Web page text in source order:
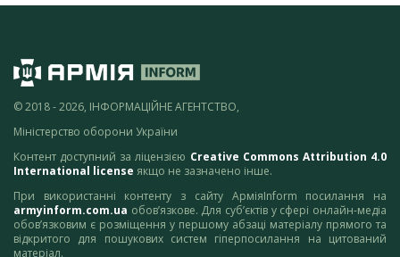
© 2018 - 2026, ІНФОРМАЦІЙНЕ АГЕНТСТВО,
Міністерство оборони України
Контент доступний за ліцензією Creative Commons Attribution 4.0
International license якщо не зазначено інше.
При використанні контенту з сайту АрміяInform посилання на
armyinform.com.ua обов’язкове. Для суб’єктів у сфері онлайн-медіа
обов’язковим є розміщення у першому абзаці матеріалу прямого та
відкритого для пошукових систем гіперпосилання на цитований
матеріал.